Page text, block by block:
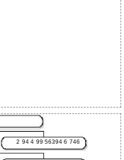
2 94 4 99 56394 6 746